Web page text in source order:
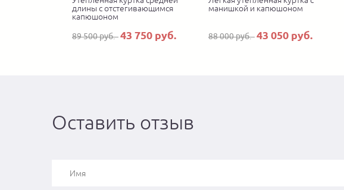
длины с отстегивающимся
капюшоном
89 500 руб.43 750 руб.
манишкой и капюшоном
88 000 руб.43 050 руб.
Оставить отзыв